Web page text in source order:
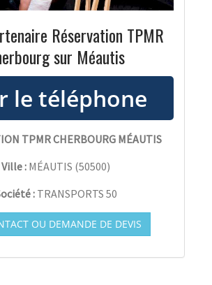
Réservation TPMR
sur Méautis
TPMR CHERBOURG MÉAUTIS
Ville : MÉAUTIS (50500)
:TRANSPORTS 50
OU DEMANDE DE DEVIS